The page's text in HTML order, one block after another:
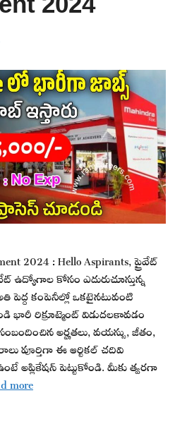
2024 : Hello Aspirants, ప్రైవేట్
ఉద్యోగాల కోసం ఎదురుచూస్తున్న
పెద్ద కంపెనీల్లో ఒకటైనటువంటి
భారీ రిక్రూట్మెంట్ విడుదలకావడం
అర్హతలు, వయస్సు, జీతం,
పూర్తిగా ఈ ఆర్టికల్ చదివి
అప్లికేషన్ పెట్టుకోండి. మీకు త్వరగా
more